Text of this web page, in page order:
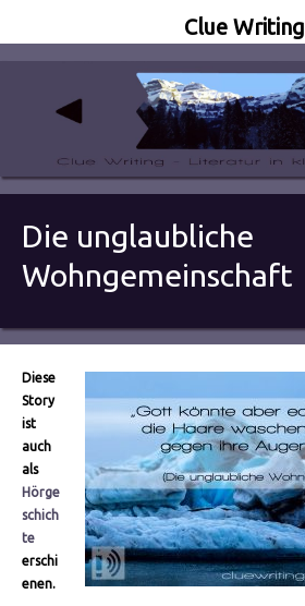
Clue Writing
Die unglaubliche
Wohngemeinschaft
Diese
Story
ist
auch
als
Hörge
schich
te
erschi
enen.
Clue Writing